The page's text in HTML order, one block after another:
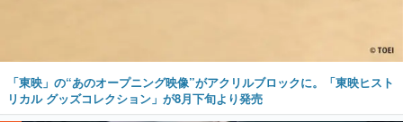
「東映」の“あのオープニング映像”がアクリルブロックに。「東映ヒスト
リカル グッズコレクション」が8月下旬より発売